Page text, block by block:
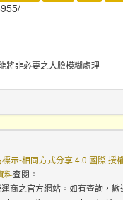
將非必要之人臉模糊處理
示-相同方式分享 4.0 國際 授
料查閱。
商之官方網站。如有查詢，歡